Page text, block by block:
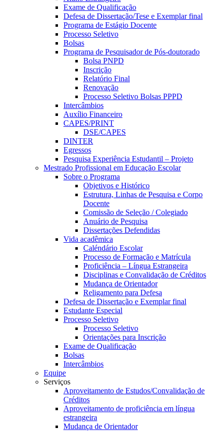
Exame de Qualificação
Defesa de Dissertação/Tese e Exemplar final
Programa de Estágio Docente
Processo Seletivo
Bolsas
Programa de Pesquisador de Pós-doutorado
Bolsa PNPD
Inscrição
Relatório Final
Renovação
Processo Seletivo Bolsas PPPD
Intercâmbios
Auxílio Financeiro
CAPES/PRINT
DSE/CAPES
DINTER
Egressos
Pesquisa Experiência Estudantil – Projeto
Mestrado Profissional em Educação Escolar
Sobre o Programa
Objetivos e Histórico
Estrutura, Linhas de Pesquisa e Corpo
Docente
Comissão de Seleção / Colegiado
Anuário de Pesquisa
Dissertações Defendidas
Vida acadêmica
Caléndário Escolar
Processo de Formação e Matrícula
Proficiência – Língua Estrangeira
Disciplinas e Convalidação de Créditos
Mudança de Orientador
Religamento para Defesa
Defesa de Dissertação e Exemplar final
Estudante Especial
Processo Seletivo
Processo Seletivo
Orientações para Inscrição
Exame de Qualificação
Bolsas
Intercâmbios
Equipe
Serviços
Aproveitamento de Estudos/Convalidação de
Créditos
Aproveitamento de proficiência em língua
estrangeira
Mudança de Orientador